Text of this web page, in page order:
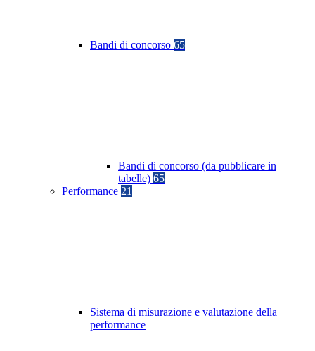
Bandi di concorso 65
Bandi di concorso (da pubblicare in
tabelle) 65
Performance 21
Sistema di misurazione e valutazione della
performance